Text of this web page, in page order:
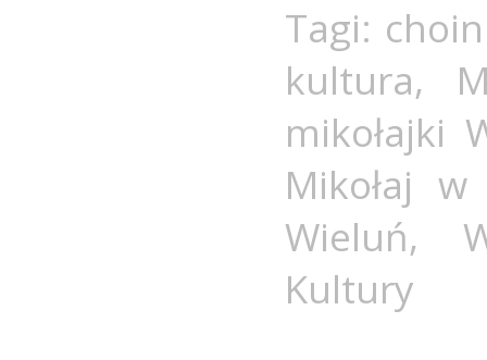
Tagi:
kultura,
mikołajki
Mikołaj
Wieluń,
Kultury